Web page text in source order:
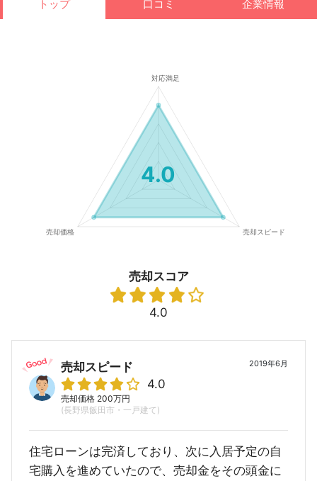
トップ 口コミ 企業情報
4.0
売却スコア
4.0
2019年6月
売却スピード
4.0
売却価格 200万円
(長野県飯田市・一戸建て)
住宅ローンは完済しており、次に入居予定の自
宅購入を進めていたので、売却金をその頭金に